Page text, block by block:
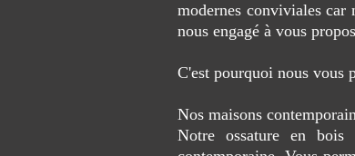
modernes conviviales car
nous engagé à vous
C'est pourquoi nous vous
Nos maisons
Notre ossature en bois